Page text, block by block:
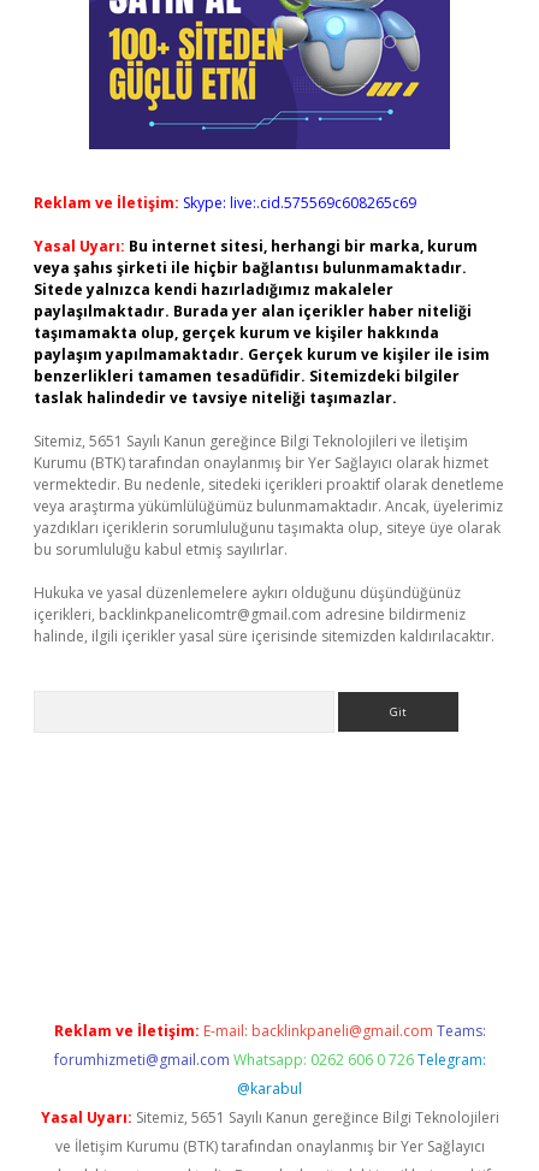
Reklam ve İletişim: Skype: live:.cid.575569c608265c69
Yasal Uyarı: Bu internet sitesi, herhangi bir marka, kurum
veya şahıs şirketi ile hiçbir bağlantısı bulunmamaktadır.
Sitede yalnızca kendi hazırladığımız makaleler
paylaşılmaktadır. Burada yer alan içerikler haber niteliği
taşımamakta olup, gerçek kurum ve kişiler hakkında
paylaşım yapılmamaktadır. Gerçek kurum ve kişiler ile isim
benzerlikleri tamamen tesadüfidir. Sitemizdeki bilgiler
taslak halindedir ve tavsiye niteliği taşımazlar.
Sitemiz, 5651 Sayılı Kanun gereğince Bilgi Teknolojileri ve İletişim
Kurumu (BTK) tarafından onaylanmış bir Yer Sağlayıcı olarak hizmet
vermektedir. Bu nedenle, sitedeki içerikleri proaktif olarak denetleme
veya araştırma yükümlülüğümüz bulunmamaktadır. Ancak, üyelerimiz
yazdıkları içeriklerin sorumluluğunu taşımakta olup, siteye üye olarak
bu sorumluluğu kabul etmiş sayılırlar.
Hukuka ve yasal düzenlemelere aykırı olduğunu düşündüğünüz
içerikleri, backlinkpanelicomtr@gmail.com adresine bildirmeniz
halinde, ilgili içerikler yasal süre içerisinde sitemizden kaldırılacaktır.
Reklam ve İletişim: E-mail: backlinkpaneli@gmail.com Teams:
forumhizmeti@gmail.com Whatsapp: 0262 606 0 726 Telegram:
@karabul
Yasal Uyarı: Sitemiz, 5651 Sayılı Kanun gereğince Bilgi Teknolojileri
ve İletişim Kurumu (BTK) tarafından onaylanmış bir Yer Sağlayıcı